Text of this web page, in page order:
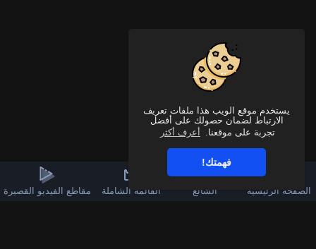
يستخدم موقع الويب هذا ملفات تعريف
الارتباط لضمان حصولك على أفضل
تجربة على موقعنا.
أعرف أكثر
فهمتك!
الصفحة الرئيسية الشائع القائمة الشاملة مقاطع الفيديو القصيرة